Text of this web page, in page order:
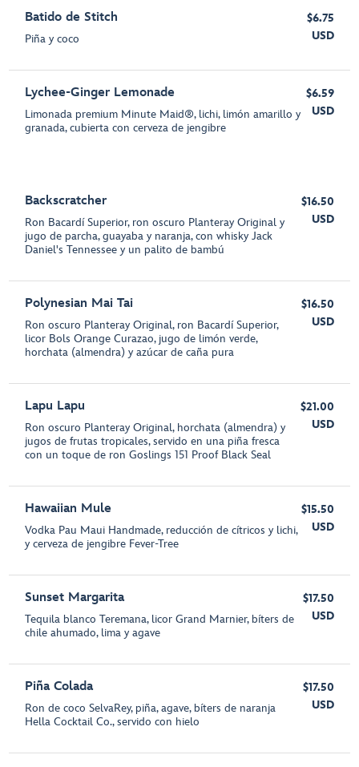
Batido de Stitch
Piña y coco
$6.75
USD
Lychee-Ginger Lemonade
Limonada premium Minute Maid®, lichi, limón amarillo y
granada, cubierta con cerveza de jengibre
$6.59
USD
Backscratcher
Ron Bacardí Superior, ron oscuro Planteray Original y
jugo de parcha, guayaba y naranja, con whisky Jack
Daniel's Tennessee y un palito de bambú
$16.50
USD
Polynesian Mai Tai
Ron oscuro Planteray Original, ron Bacardí Superior,
licor Bols Orange Curazao, jugo de limón verde,
horchata (almendra) y azúcar de caña pura
$16.50
USD
Lapu Lapu
Ron oscuro Planteray Original, horchata (almendra) y
jugos de frutas tropicales, servido en una piña fresca
con un toque de ron Goslings 151 Proof Black Seal
$21.00
USD
Hawaiian Mule
Vodka Pau Maui Handmade, reducción de cítricos y lichi,
y cerveza de jengibre Fever-Tree
$15.50
USD
Sunset Margarita
Tequila blanco Teremana, licor Grand Marnier, bíters de
chile ahumado, lima y agave
$17.50
USD
Piña Colada
Ron de coco SelvaRey, piña, agave, bíters de naranja
Hella Cocktail Co., servido con hielo
$17.50
USD